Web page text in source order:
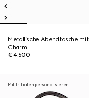
Metallische Abendtasche mit
Charm
€ 4.500
Mit Initialen personalisieren